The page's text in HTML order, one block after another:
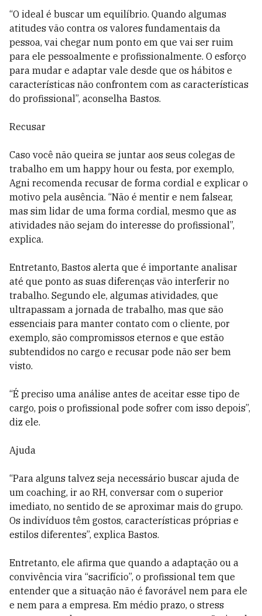
“O ideal é buscar um equilíbrio. Quando algumas
atitudes vão contra os valores fundamentais da
pessoa, vai chegar num ponto em que vai ser ruim
para ele pessoalmente e profissionalmente. O esforço
para mudar e adaptar vale desde que os hábitos e
características não confrontem com as características
do profissional”, aconselha Bastos.
Recusar
Caso você não queira se juntar aos seus colegas de
trabalho em um happy hour ou festa, por exemplo,
Agni recomenda recusar de forma cordial e explicar o
motivo pela ausência. “Não é mentir e nem falsear,
mas sim lidar de uma forma cordial, mesmo que as
atividades não sejam do interesse do profissional”,
explica.
Entretanto, Bastos alerta que é importante analisar
até que ponto as suas diferenças vão interferir no
trabalho. Segundo ele, algumas atividades, que
ultrapassam a jornada de trabalho, mas que são
essenciais para manter contato com o cliente, por
exemplo, são compromissos eternos e que estão
subtendidos no cargo e recusar pode não ser bem
visto.
“É preciso uma análise antes de aceitar esse tipo de
cargo, pois o profissional pode sofrer com isso depois”,
diz ele.
Ajuda
“Para alguns talvez seja necessário buscar ajuda de
um coaching, ir ao RH, conversar com o superior
imediato, no sentido de se aproximar mais do grupo.
Os indivíduos têm gostos, características próprias e
estilos diferentes”, explica Bastos.
Entretanto, ele afirma que quando a adaptação ou a
convivência vira “sacrifício”, o profissional tem que
entender que a situação não é favorável nem para ele
e nem para a empresa. Em médio prazo, o stress